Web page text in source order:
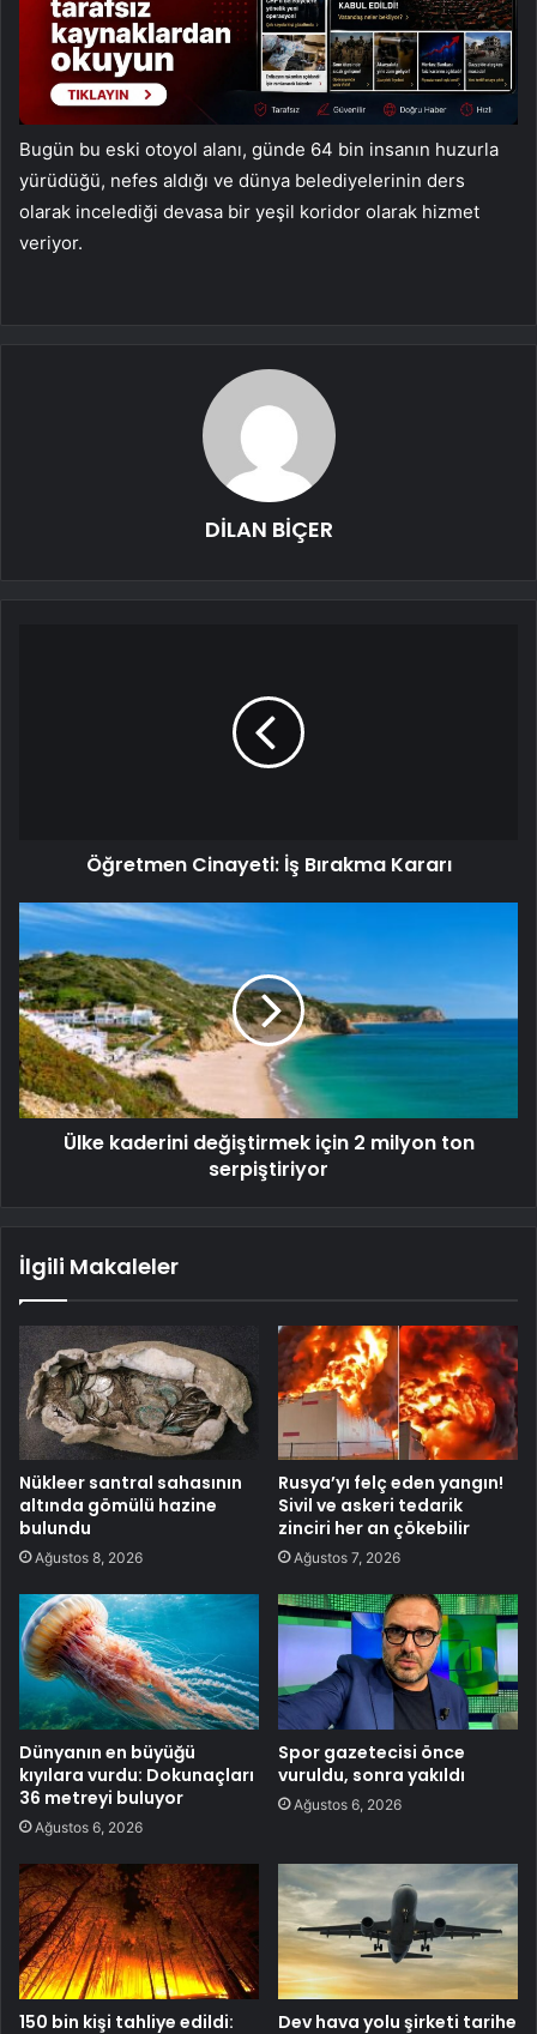
Bugün bu eski otoyol alanı, günde 64 bin insanın huzurla
yürüdüğü, nefes aldığı ve dünya belediyelerinin ders
olarak incelediği devasa bir yeşil koridor olarak hizmet
veriyor.
DİLAN BİÇER
Öğretmen Cinayeti: İş Bırakma Kararı
Ülke kaderini değiştirmek için 2 milyon ton
serpiştiriyor
İlgili Makaleler
Nükleer santral sahasının
altında gömülü hazine
bulundu
Ağustos 8, 2026
Rusya’yı felç eden yangın!
Sivil ve askeri tedarik
zinciri her an çökebilir
Ağustos 7, 2026
Dünyanın en büyüğü
kıyılara vurdu: Dokunaçları
36 metreyi buluyor
Ağustos 6, 2026
Spor gazetecisi önce
vuruldu, sonra yakıldı
Ağustos 6, 2026
150 bin kişi tahliye edildi:
Dev hava yolu şirketi tarihe